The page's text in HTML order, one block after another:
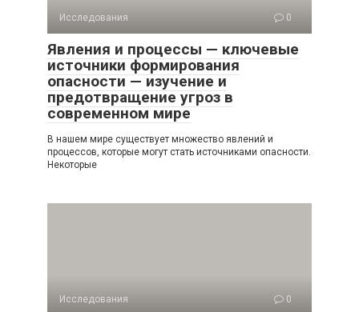
Исследования 0
Явления и процессы — ключевые
источники формирования
опасности — изучение и
предотвращение угроз в
современном мире
В нашем мире существует множество явлений и
процессов, которые могут стать источниками опасности.
Некоторые
Исследования 0